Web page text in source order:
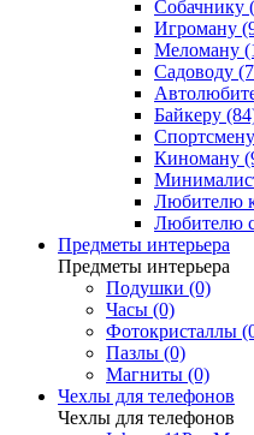
Собачнику
Игроману
Меломану
Садоводу
Байкеру
Киноману
Любителю
Любителю
Предметы интерьера
Предметы интерьера
Подушки (0)
Часы (0)
Фотокристаллы
Пазлы (0)
Магниты (0)
Чехлы для телефонов
Чехлы для телефонов